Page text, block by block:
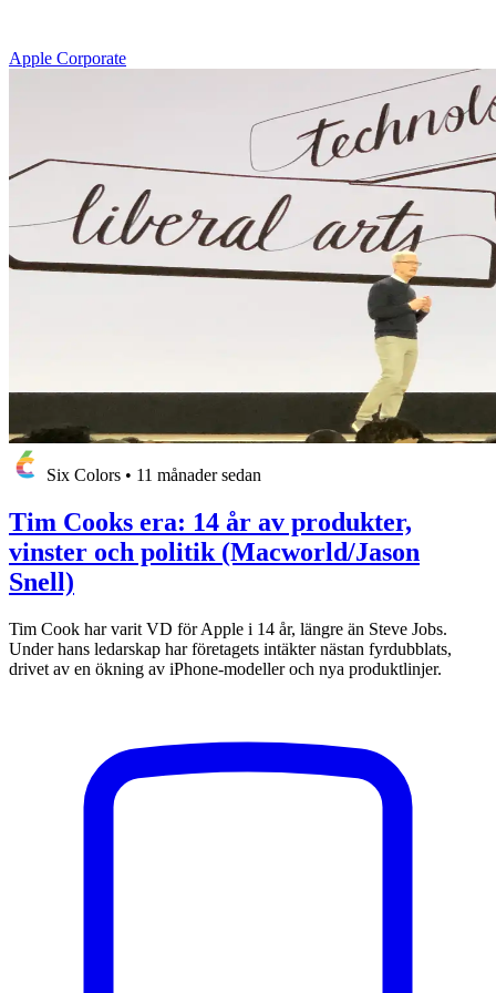
Apple Corporate
Six Colors • 11 månader sedan
Tim Cooks era: 14 år av produkter,
vinster och politik (Macworld/Jason
Snell)
Tim Cook har varit VD för Apple i 14 år, längre än Steve Jobs.
Under hans ledarskap har företagets intäkter nästan fyrdubblats,
drivet av en ökning av iPhone-modeller och nya produktlinjer.